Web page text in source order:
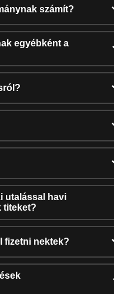
számít?
egyébként a
utalással havi
titeket?
fizetni nektek?